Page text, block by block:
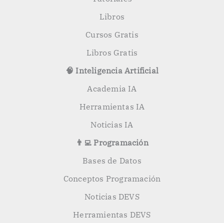
Libros
Cursos Gratis
Libros Gratis
🧠 Inteligencia Artificial
Academia IA
Herramientas IA
Noticias IA
👨‍💻 Programación
Bases de Datos
Conceptos Programación
Noticias DEVS
Herramientas DEVS